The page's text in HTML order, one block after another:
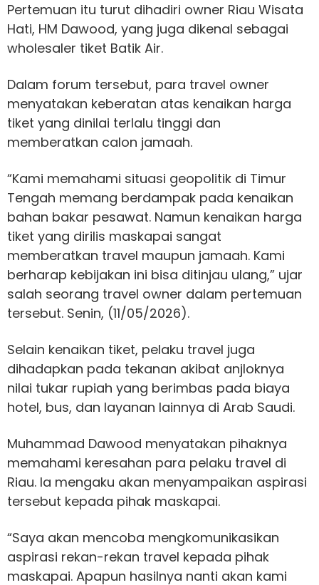
Pertemuan itu turut dihadiri owner Riau Wisata
Hati, HM Dawood, yang juga dikenal sebagai
wholesaler tiket Batik Air.
Dalam forum tersebut, para travel owner
menyatakan keberatan atas kenaikan harga
tiket yang dinilai terlalu tinggi dan
memberatkan calon jamaah.
“Kami memahami situasi geopolitik di Timur
Tengah memang berdampak pada kenaikan
bahan bakar pesawat. Namun kenaikan harga
tiket yang dirilis maskapai sangat
memberatkan travel maupun jamaah. Kami
berharap kebijakan ini bisa ditinjau ulang,” ujar
salah seorang travel owner dalam pertemuan
tersebut. Senin, (11/05/2026).
Selain kenaikan tiket, pelaku travel juga
dihadapkan pada tekanan akibat anjloknya
nilai tukar rupiah yang berimbas pada biaya
hotel, bus, dan layanan lainnya di Arab Saudi.
Muhammad Dawood menyatakan pihaknya
memahami keresahan para pelaku travel di
Riau. Ia mengaku akan menyampaikan aspirasi
tersebut kepada pihak maskapai.
“Saya akan mencoba mengkomunikasikan
aspirasi rekan-rekan travel kepada pihak
maskapai. Apapun hasilnya nanti akan kami